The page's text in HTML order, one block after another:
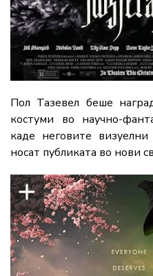
Пол Тазевел беше
костуми во научно-
каде неговите
носат публиката во нови